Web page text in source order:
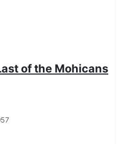
of the Mohicans